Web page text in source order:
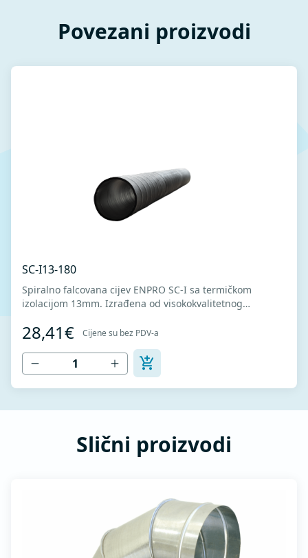
Povezani proizvodi
SC-I13-180
Spiralno falcovana cijev ENPRO SC-I sa termičkom
izolacijom 13mm. Izrađena od visokokvalitetnog
U skladu sa standardima MEST EN 1506 I MEST EN
12237.
28,41€ Cijene su bez PDV-a
Slični proizvodi